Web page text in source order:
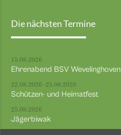
Die nächsten Termine
15.08.2026
Ehrenabend BSV Wevelinghoven
22.08.2026–25.08.2026
Schützen- und Heimatfest
25.08.2026
Jägerbiwak